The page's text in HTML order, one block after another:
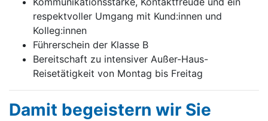
respektvoller Umgang mit Kund:innen und
Kolleg:innen
Führerschein der Klasse B
Bereitschaft zu intensiver Außer-Haus-
Reisetätigkeit von Montag bis Freitag
Damit begeistern wir Sie